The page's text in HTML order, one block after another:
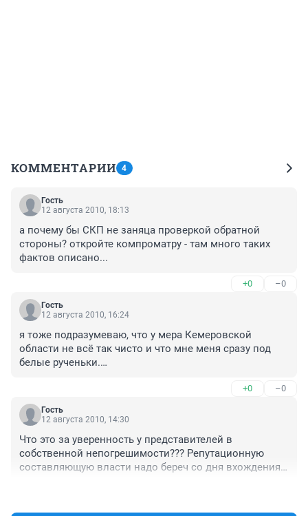
КОММЕНТАРИИ 4
Гость
12 августа 2010, 18:13
а почему бы СКП не заняца проверкой обратной
стороны? откройте компроматру - там много таких
фактов описано...
+0 –0
Гость
12 августа 2010, 16:24
я тоже подразумеваю, что у мера Кемеровской
области не всё так чисто и что мне меня сразу под
белые рученьки.
+0 –0
Гость
12 августа 2010, 14:30
Что это за уверенность у представителей в
собственной непогрешимости??? Репутационную
составляющую власти надо береч со дня вхождения